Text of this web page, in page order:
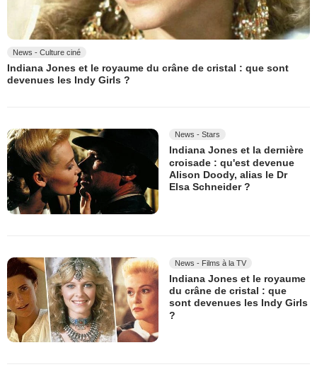
News - Culture ciné
Indiana Jones et le royaume du crâne de cristal : que sont
devenues les Indy Girls ?
News - Stars
Indiana Jones et la dernière
croisade : qu'est devenue
Alison Doody, alias le Dr
Elsa Schneider ?
News - Films à la TV
Indiana Jones et le royaume
du crâne de cristal : que
sont devenues les Indy Girls
?